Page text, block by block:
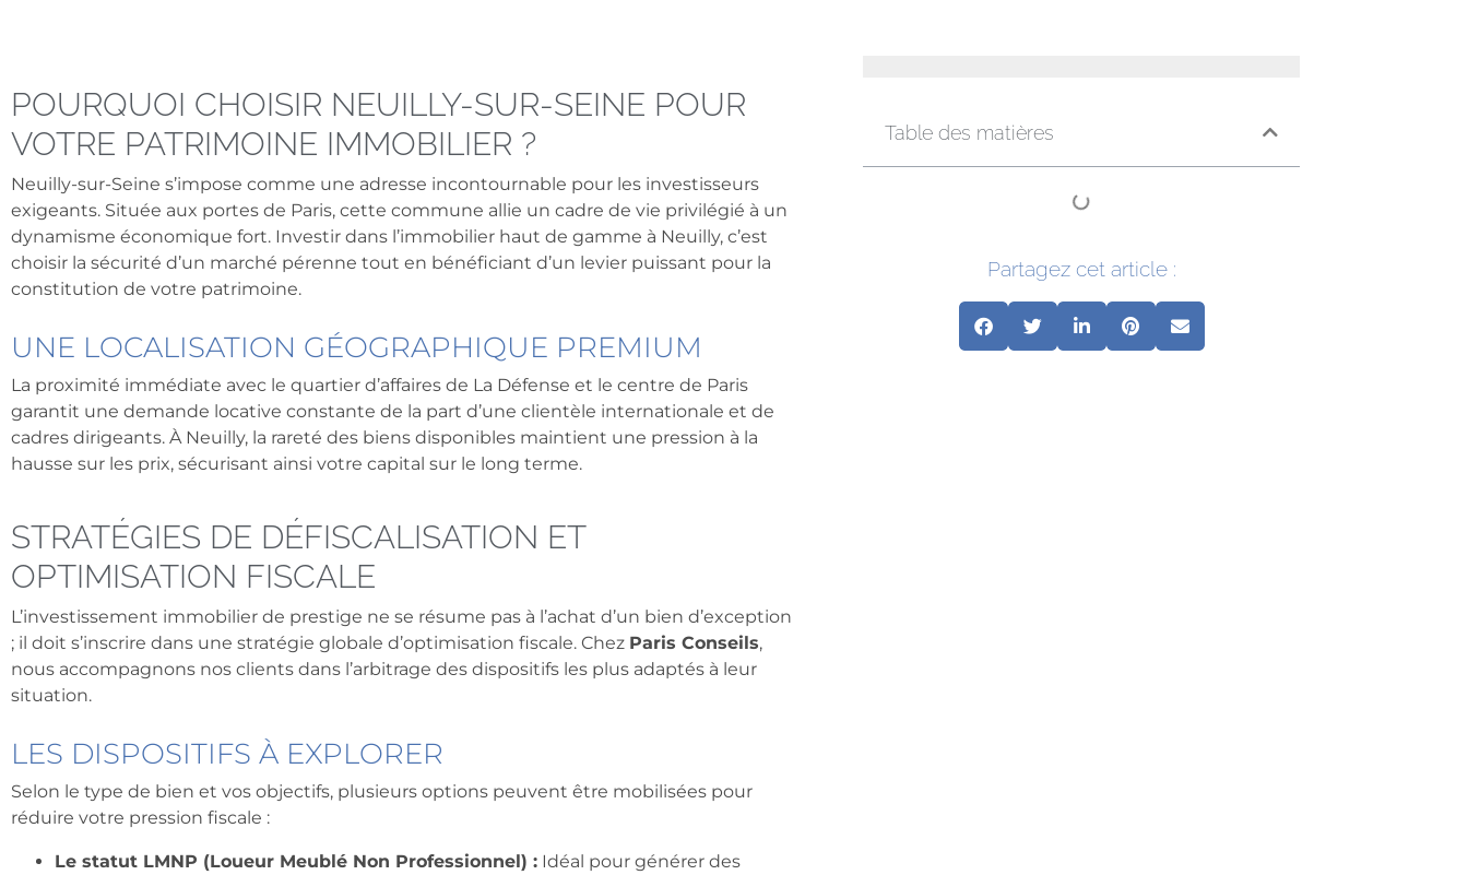
POURQUOI CHOISIR NEUILLY-SUR-SEINE POUR
VOTRE PATRIMOINE IMMOBILIER ?
Neuilly-sur-Seine s’impose comme une adresse incontournable pour les investisseurs
exigeants. Située aux portes de Paris, cette commune allie un cadre de vie privilégié à un
dynamisme économique fort. Investir dans l’immobilier haut de gamme à Neuilly, c’est
choisir la sécurité d’un marché pérenne tout en bénéficiant d’un levier puissant pour la
constitution de votre patrimoine.
UNE LOCALISATION GÉOGRAPHIQUE PREMIUM
La proximité immédiate avec le quartier d’affaires de La Défense et le centre de Paris
garantit une demande locative constante de la part d’une clientèle internationale et de
cadres dirigeants. À Neuilly, la rareté des biens disponibles maintient une pression à la
hausse sur les prix, sécurisant ainsi votre capital sur le long terme.
STRATÉGIES DE DÉFISCALISATION ET
OPTIMISATION FISCALE
L’investissement immobilier de prestige ne se résume pas à l’achat d’un bien d’exception
; il doit s’inscrire dans une stratégie globale d’optimisation fiscale. Chez Paris Conseils,
nous accompagnons nos clients dans l’arbitrage des dispositifs les plus adaptés à leur
situation.
LES DISPOSITIFS À EXPLORER
Selon le type de bien et vos objectifs, plusieurs options peuvent être mobilisées pour
réduire votre pression fiscale :
Le statut LMNP (Loueur Meublé Non Professionnel) : Idéal pour générer des
Table des matières
Partagez cet article :